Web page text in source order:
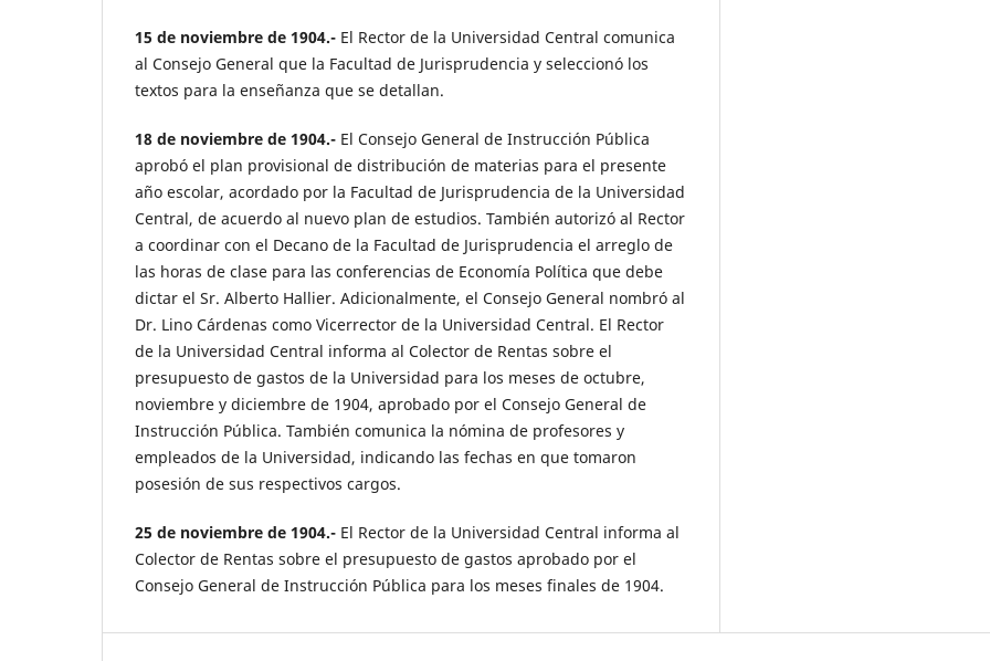
15 de noviembre de 1904.- El Rector de la Universidad Central comunica
al Consejo General que la Facultad de Jurisprudencia y seleccionó los
textos para la enseñanza que se detallan.
18 de noviembre de 1904.- El Consejo General de Instrucción Pública
aprobó el plan provisional de distribución de materias para el presente
año escolar, acordado por la Facultad de Jurisprudencia de la Universidad
Central, de acuerdo al nuevo plan de estudios. También autorizó al Rector
a coordinar con el Decano de la Facultad de Jurisprudencia el arreglo de
las horas de clase para las conferencias de Economía Política que debe
dictar el Sr. Alberto Hallier. Adicionalmente, el Consejo General nombró al
Dr. Lino Cárdenas como Vicerrector de la Universidad Central. El Rector
de la Universidad Central informa al Colector de Rentas sobre el
presupuesto de gastos de la Universidad para los meses de octubre,
noviembre y diciembre de 1904, aprobado por el Consejo General de
Instrucción Pública. También comunica la nómina de profesores y
empleados de la Universidad, indicando las fechas en que tomaron
posesión de sus respectivos cargos.
25 de noviembre de 1904.- El Rector de la Universidad Central informa al
Colector de Rentas sobre el presupuesto de gastos aprobado por el
Consejo General de Instrucción Pública para los meses finales de 1904.